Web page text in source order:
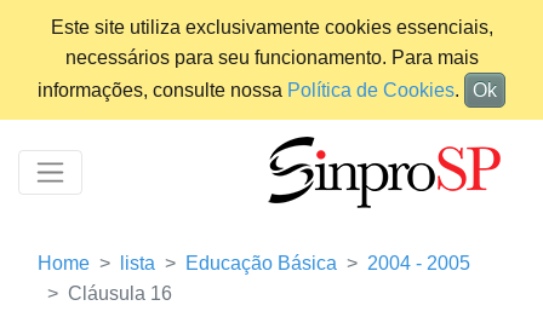
Este site utiliza exclusivamente cookies essenciais,
necessários para seu funcionamento. Para mais
informações, consulte nossa Política de Cookies. Ok
Home lista Educação Básica
2004 - 2005
Cláusula 16